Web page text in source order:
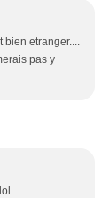
etranger....
pas y